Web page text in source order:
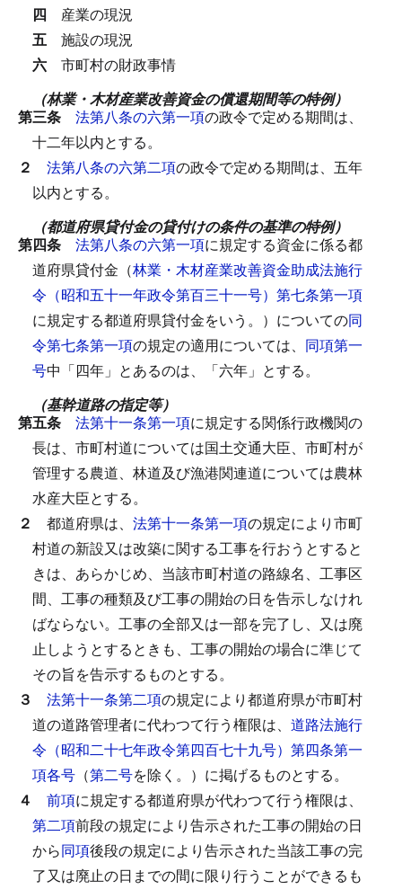
四 産業の現況
五 施設の現況
六 市町村の財政事情
（林業・木材産業改善資金の償還期間等の特例）
第三条 法第八条の六第一項の政令で定める期間は、
十二年以内とする。
２ 法第八条の六第二項の政令で定める期間は、五年
以内とする。
（都道府県貸付金の貸付けの条件の基準の特例）
第四条 法第八条の六第一項に規定する資金に係る都
道府県貸付金（林業・木材産業改善資金助成法施行
令（昭和五十一年政令第百三十一号）第七条第一項
に規定する都道府県貸付金をいう。）についての同
令第七条第一項の規定の適用については、 同項第一
号中「四年」とあるのは、「六年」とする。
（基幹道路の指定等）
第五条 法第十一条第一項に規定する関係行政機関の
長は、市町村道については国土交通大臣、市町村が
管理する農道、林道及び漁港関連道については農林
水産大臣とする。
２ 都道府県は、 法第十一条第一項の規定により市町
村道の新設又は改築に関する工事を行おうとすると
きは、あらかじめ、当該市町村道の路線名、工事区
間、工事の種類及び工事の開始の日を告示しなけれ
ばならない。 工事の全部又は一部を完了し、又は廃
止しようとするときも、工事の開始の場合に準じて
その旨を告示するものとする。
３ 法第十一条第二項の規定により都道府県が市町村
道の道路管理者に代わつて行う権限は、 道路法施行
令（昭和二十七年政令第四百七十九号）第四条第一
項各号 （第二号を除く。）に掲げるものとする。
４ 前項に規定する都道府県が代わつて行う権限は、
第二項前段の規定により告示された工事の開始の日
から同項後段の規定により告示された当該工事の完
了又は廃止の日までの間に限り行うことができるも